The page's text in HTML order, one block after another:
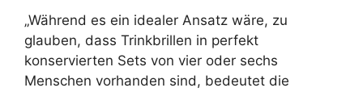
„Während es ein idealer Ansatz wäre, zu
glauben, dass Trinkbrillen in perfekt
konservierten Sets von vier oder sechs
Menschen vorhanden sind, bedeutet die